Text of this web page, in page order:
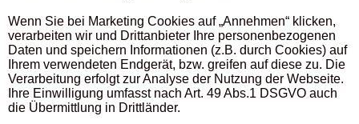
Wenn Sie bei Marketing Cookies auf „Annehmen“ klicken,
verarbeiten wir und Drittanbieter Ihre personenbezogenen
Daten und speichern Informationen (z.B. durch Cookies) auf
Ihrem verwendeten Endgerät, bzw. greifen auf diese zu. Die
Verarbeitung erfolgt zur Analyse der Nutzung der Webseite.
Ihre Einwilligung umfasst nach Art. 49 Abs.1 DSGVO auch
die Übermittlung in Drittländer.